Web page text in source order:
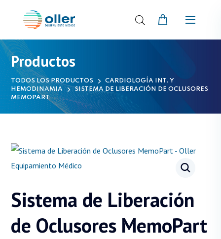
Productos
TODOS LOS PRODUCTOS
CARDIOLOGÍA INT. Y
HEMODINAMIA
SISTEMA DE LIBERACIÓN DE OCLUSORES
MEMOPART
Sistema de Liberación
de Oclusores MemoPart